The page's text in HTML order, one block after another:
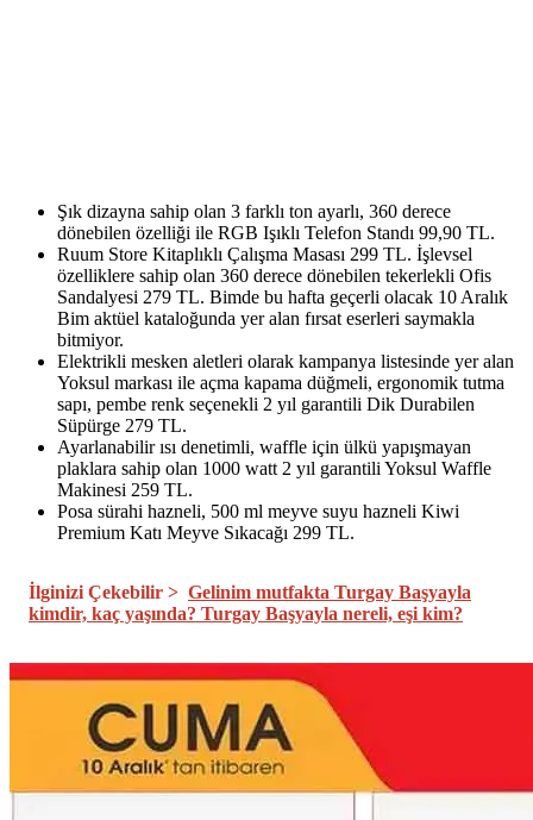
Şık dizayna sahip olan 3 farklı ton ayarlı, 360 derece
dönebilen özelliği ile RGB Işıklı Telefon Standı 99,90 TL.
Ruum Store Kitaplıklı Çalışma Masası 299 TL. İşlevsel
özelliklere sahip olan 360 derece dönebilen tekerlekli Ofis
Sandalyesi 279 TL. Bimde bu hafta geçerli olacak 10 Aralık
Bim aktüel kataloğunda yer alan fırsat eserleri saymakla
bitmiyor.
Elektrikli mesken aletleri olarak kampanya listesinde yer alan
Yoksul markası ile açma kapama düğmeli, ergonomik tutma
sapı, pembe renk seçenekli 2 yıl garantili Dik Durabilen
Süpürge 279 TL.
Ayarlanabilir ısı denetimli, waffle için ülkü yapışmayan
plaklara sahip olan 1000 watt 2 yıl garantili Yoksul Waffle
Makinesi 259 TL.
Posa sürahi hazneli, 500 ml meyve suyu hazneli Kiwi
Premium Katı Meyve Sıkacağı 299 TL.
İlginizi Çekebilir > Gelinim mutfakta Turgay Başyayla
kimdir, kaç yaşında? Turgay Başyayla nereli, eşi kim?